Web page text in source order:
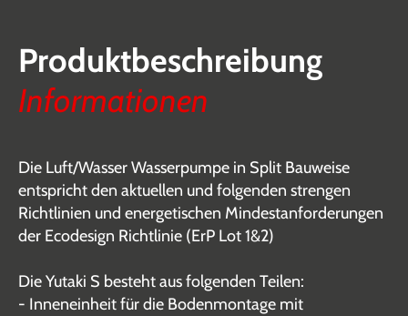
Produktbeschreibung
Informationen
Die Luft/Wasser Wasserpumpe in Split Bauweise
entspricht den aktuellen und folgenden strengen
Richtlinien und energetischen Mindestanforderungen
der Ecodesign Richtlinie (ErP Lot 1&2)
Die Yutaki S besteht aus folgenden Teilen:
- Inneneinheit für die Bodenmontage mit